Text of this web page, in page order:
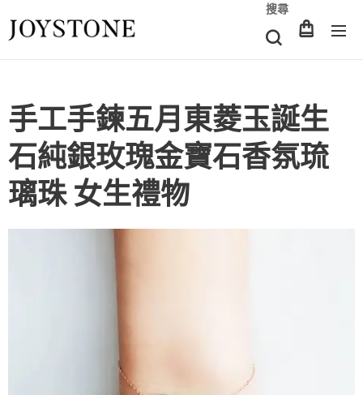
搜尋
手工手鍊五月東菱玉誕生
石純銀玫瑰金寶石香氛琉
璃珠 女生禮物